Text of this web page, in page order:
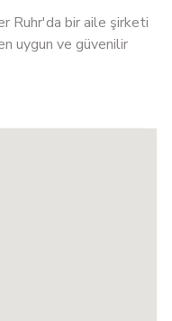
Ruhr'da bir aile şirketi
uygun ve güvenilir